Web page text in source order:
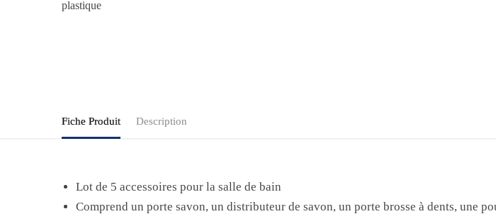
Fiche Produit Description
Lot de 5 accessoires pour la salle de bain
Comprend un porte savon, un distributeur de savon, un porte brosse à dents, une